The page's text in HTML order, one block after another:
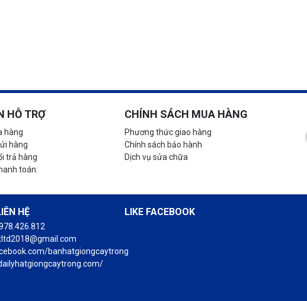
HỖ TRỢ
hàng
hàng
trả hàng
toán:
CHÍNH SÁCH MUA HÀNG
Phương thức giao hàng
Chính sách bảo hành
Dịch vụ sửa chữa
HỆ
banhatgiongcaytrong
LIKE FACEBOOK